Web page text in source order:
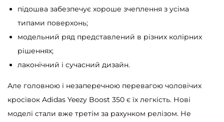
підошва забезпечує хороше зчеплення з усіма
типами поверхонь;
модельний ряд представлений в різних колірних
рішеннях;
лаконічний і сучасний дизайн.
Але головною і незаперечною перевагою чоловічих
кросівок Adidas Yeezy Boost 350 є їх легкість. Нові
моделі стали вже третім за рахунком релізом. Не